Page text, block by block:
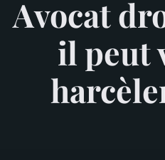
Avocat
il peut